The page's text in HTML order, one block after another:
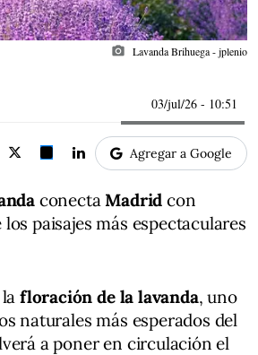
photo_camera Lavanda Brihuega - jplenio
03/jul/26 - 10:51
Agregar a Google
conecta Madrid con
los paisajes más espectaculares
floración de la lavanda, uno
naturales más esperados del
a poner en circulación el